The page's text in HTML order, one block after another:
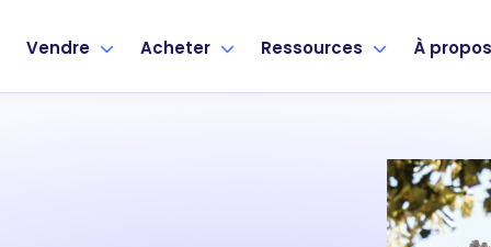
Vendre Acheter Ressources À